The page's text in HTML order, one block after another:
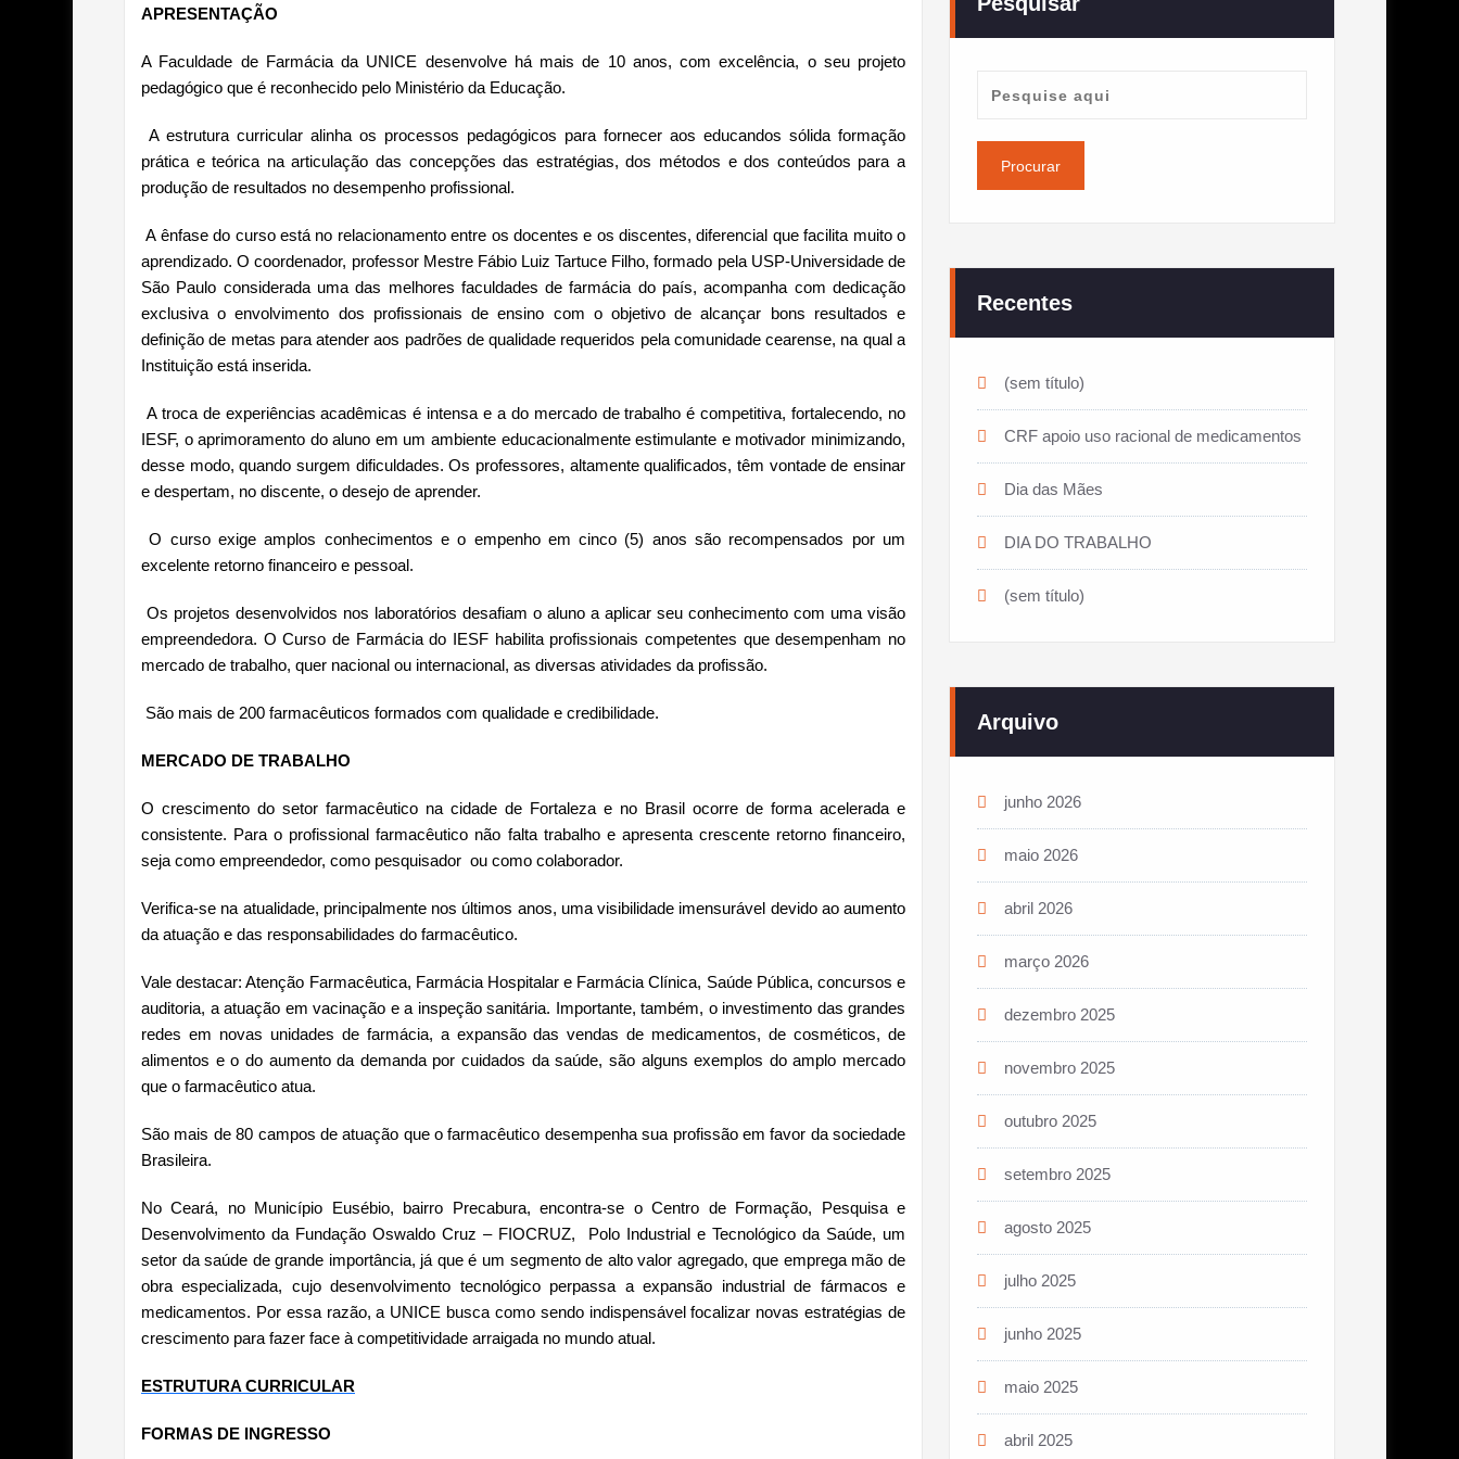
APRESENTAÇÃO
A Faculdade de Farmácia da UNICE desenvolve há mais de 10 anos, com excelência, o seu projeto
pedagógico que é reconhecido pelo Ministério da Educação.
A estrutura curricular alinha os processos pedagógicos para fornecer aos educandos sólida formação
prática e teórica na articulação das concepções das estratégias, dos métodos e dos conteúdos para a
produção de resultados no desempenho profissional.
A ênfase do curso está no relacionamento entre os docentes e os discentes, diferencial que facilita muito o
aprendizado. O coordenador, professor Mestre Fábio Luiz Tartuce Filho, formado pela USP-Universidade de
São Paulo considerada uma das melhores faculdades de farmácia do país, acompanha com dedicação
exclusiva o envolvimento dos profissionais de ensino com o objetivo de alcançar bons resultados e
definição de metas para atender aos padrões de qualidade requeridos pela comunidade cearense, na qual a
Instituição está inserida.
A troca de experiências acadêmicas é intensa e a do mercado de trabalho é competitiva, fortalecendo, no
IESF, o aprimoramento do aluno em um ambiente educacionalmente estimulante e motivador minimizando,
desse modo, quando surgem dificuldades. Os professores, altamente qualificados, têm vontade de ensinar
e despertam, no discente, o desejo de aprender.
O curso exige amplos conhecimentos e o empenho em cinco (5) anos são recompensados por um
excelente retorno financeiro e pessoal.
Os projetos desenvolvidos nos laboratórios desafiam o aluno a aplicar seu conhecimento com uma visão
empreendedora. O Curso de Farmácia do IESF habilita profissionais competentes que desempenham no
mercado de trabalho, quer nacional ou internacional, as diversas atividades da profissão.
São mais de 200 farmacêuticos formados com qualidade e credibilidade.
MERCADO DE TRABALHO
O crescimento do setor farmacêutico na cidade de Fortaleza e no Brasil ocorre de forma acelerada e
consistente. Para o profissional farmacêutico não falta trabalho e apresenta crescente retorno financeiro,
seja como empreendedor, como pesquisador ou como colaborador.
Verifica-se na atualidade, principalmente nos últimos anos, uma visibilidade imensurável devido ao aumento
da atuação e das responsabilidades do farmacêutico.
Vale destacar: Atenção Farmacêutica, Farmácia Hospitalar e Farmácia Clínica, Saúde Pública, concursos e
auditoria, a atuação em vacinação e a inspeção sanitária. Importante, também, o investimento das grandes
redes em novas unidades de farmácia, a expansão das vendas de medicamentos, de cosméticos, de
alimentos e o do aumento da demanda por cuidados da saúde, são alguns exemplos do amplo mercado
que o farmacêutico atua.
São mais de 80 campos de atuação que o farmacêutico desempenha sua profissão em favor da sociedade
Brasileira.
No Ceará, no Município Eusébio, bairro Precabura, encontra-se o Centro de Formação, Pesquisa e
Desenvolvimento da Fundação Oswaldo Cruz – FIOCRUZ, Polo Industrial e Tecnológico da Saúde, um
setor da saúde de grande importância, já que é um segmento de alto valor agregado, que emprega mão de
obra especializada, cujo desenvolvimento tecnológico perpassa a expansão industrial de fármacos e
medicamentos. Por essa razão, a UNICE busca como sendo indispensável focalizar novas estratégias de
crescimento para fazer face à competitividade arraigada no mundo atual.
ESTRUTURA CURRICULAR
FORMAS DE INGRESSO
Recentes
(sem título)
CRF apoio uso racional de medicamentos
Dia das Mães
DIA DO TRABALHO
(sem título)
Arquivo
junho 2026
maio 2026
abril 2026
março 2026
dezembro 2025
novembro 2025
outubro 2025
setembro 2025
agosto 2025
julho 2025
junho 2025
maio 2025
abril 2025